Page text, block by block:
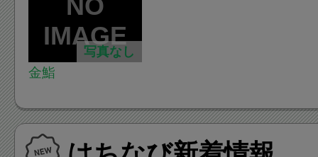
写真なし
金鮨